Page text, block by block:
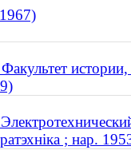
; нар.